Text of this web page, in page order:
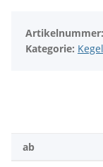
Artikelnummer:
Kategorie:
ab